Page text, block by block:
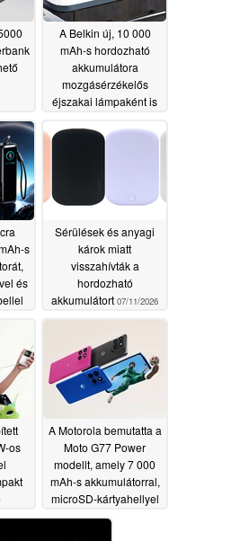
A Belkin új, 10 000
mAh-s hordozható
akkumulátora
mozgásérzékelős
éjszakai lámpaként is
s
és
Sérülések és anyagi
károk miatt
visszahívták a
hordozható
akkumulátort 07/11/2026
os
A Motorola bemutatta a
Moto G77 Power
modellt, amely 7 000
mAh-s akkumulátorral,
microSD-kártyahellyel
és fejhallgató-